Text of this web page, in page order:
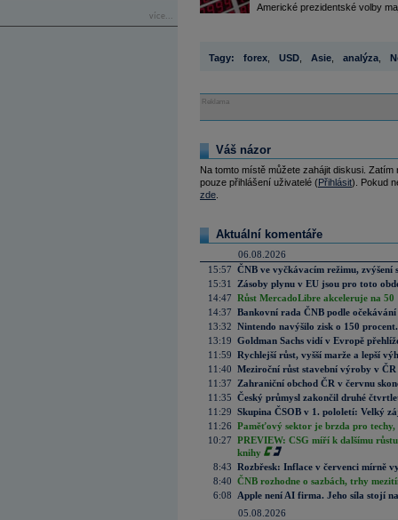
více...
Americké prezidentské volby
Tagy: forex USD Asie analýza
Reklama
Váš názor
Na tomto místě můžete zahájit diskusi.
pouze přihlášení uživatelé (Přihlásit). Pokud
zde
Aktuální komentáře
06.08.2026
15:57 ČNB ve vyčkávacím režimu, zvýšení
15:31
Zásoby plynu v EU jsou pro toto
14:47 Růst MercadoLibre akceleruje na
14:37 Bankovní rada ČNB podle
13:32 Nintendo navýšilo zisk o 150
13:19 Goldman Sachs vidí v Evropě
11:59 Rychlejší růst, vyšší marže a lepší
11:40 Meziroční růst stavební výroby v
11:37
Zahraniční obchod ČR v červnu
11:35 Český průmysl zakončil druhé
11:29 Skupina ČSOB v 1. pololetí: Velký
11:26 Paměťový sektor je brzda pro techy,
10:27 PREVIEW: CSG míří k dalšímu
knihy
8:43 Rozbřesk: Inflace v červenci mírně
8:40 ČNB rozhodne o sazbách, trhy
6:08
Apple není AI firma. Jeho síla stojí
05.08.2026